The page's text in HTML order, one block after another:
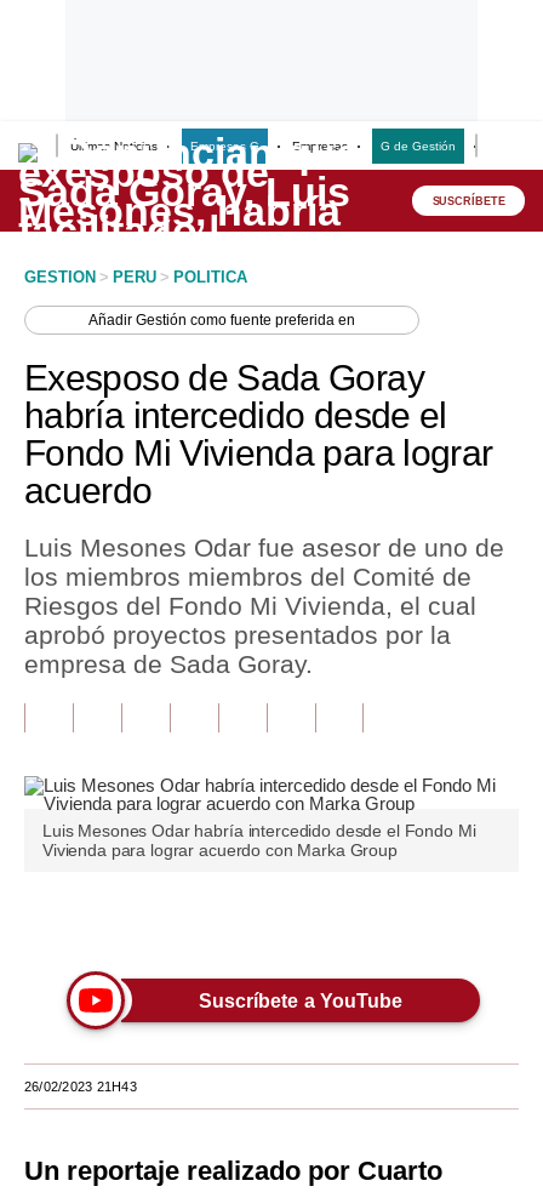
Últimas Noticias Empresas G Empresas G de Gestión
Lo último
Peru Quiosco
Economía
Mercados
Perú
Política
Tu Dinero
Finanzas Personales
Plus G
Opinión
Editorial
Tendencias
Lujo
Estilos
SUSCRÍBETE
GESTION > PERU > POLITICA
AñadirGestión como fuente preferida en
Exesposo de Sada Goray
habría intercedido desde el
Fondo Mi Vivienda para lograr
acuerdo
Luis Mesones Odar fue asesor de uno de
los miembros miembros del Comité de
Riesgos del Fondo Mi Vivienda, el cual
aprobó proyectos presentados por la
empresa de Sada Goray.
Luis Mesones Odar habría intercedido desde el Fondo Mi
Vivienda para lograr acuerdo con Marka Group
Suscríbete a YouTube
26/02/2023 21H43
Un reportaje realizado por Cuarto